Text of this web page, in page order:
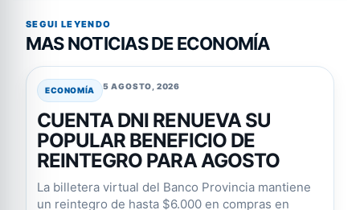
SEGUI LEYENDO
MAS NOTICIAS DE ECONOMÍA
ECONOMÍA 5 AGOSTO, 2026
CUENTA DNI RENUEVA SU
POPULAR BENEFICIO DE
REINTEGRO PARA AGOSTO
La billetera virtual del Banco Provincia mantiene
un reintegro de hasta $6.000 en compras en